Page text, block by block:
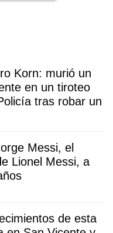
Korn: murió un
en un tiroteo
tras robar un
Messi, el
Lionel Messi, a
de esta